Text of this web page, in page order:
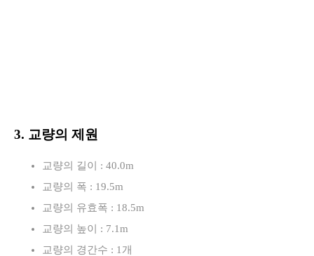
3. 교량의 제원
교량의 길이 : 40.0m
교량의 폭 : 19.5m
교량의 유효폭 : 18.5m
교량의 높이 : 7.1m
교량의 경간수 : 1개